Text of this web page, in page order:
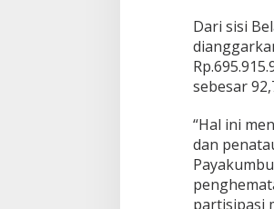
Dari sisi
sebesar
“Hal ini
dan
partisipasi